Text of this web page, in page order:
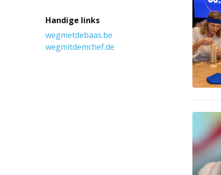
Handige links
wegmetdebaas.be
wegmitdemchef.de